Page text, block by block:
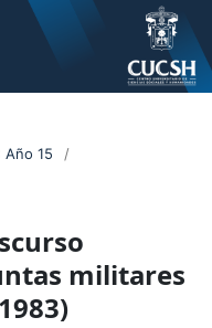
Año 15
/
militares